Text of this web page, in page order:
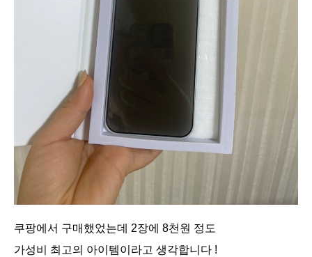
쿠팡에서 구매했었는데 2장에 8천원 정도
가성비 최고의 아이템이라고 생각합니다 !